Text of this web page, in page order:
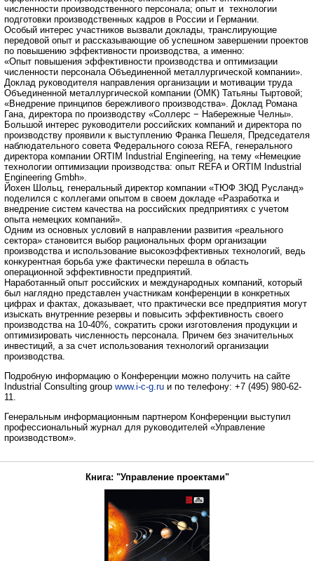
численности производственного персонала; опыт и технологии
подготовки производственных кадров в России и Германии.
Особый интерес участников вызвали доклады, транслирующие
передовой опыт и рассказывающие об успешном завершении проектов
по повышению эффективности производства, а именно:
«Опыт повышения эффективности производства и оптимизации
численности персонала Объединенной металлургической компании».
Доклад руководителя направления организации и мотивации труда
Объединенной металлургической компании (ОМК) Татьяны Тыртовой;
«Внедрение принципов бережливого производства». Доклад Романа
Гана, директора по производству «Соллерс − Набережные Челны».
Большой интерес руководители российских компаний и директора по
производству проявили к выступлению Франка Пешеля, Председателя
наблюдательного совета Федерального союза REFA, генерального
директора компании ORTIM Industrial Engineering, на тему «Немецкие
технологии оптимизации производства: опыт REFA и ORTIM Industrial
Engineering Gmbh».
Йохен Шольц, генеральный директор компании «ТЮФ ЗЮД Русланд»
поделился с коллегами опытом в своем докладе «Разработка и
внедрение систем качества на российских предприятиях с учетом
опыта немецких компаний».
Одним из основных условий в направлении развития «реального
сектора» становится выбор рациональных форм организации
производства и использование высокоэффективных технологий, ведь
конкурентная борьба уже фактически перешла в область
операционной эффективности предприятий.
Наработанный опыт российских и международных компаний, который
был наглядно представлен участникам конференции в конкретных
цифрах и фактах, доказывает, что практически все предприятия могут
изыскать внутренние резервы и повысить эффективность своего
производства на 10-40%, сократить сроки изготовления продукции и
оптимизировать численность персонала. Причем без значительных
инвестиций, а за счет использования технологий организации
производства.
Подробную информацию о Конференции можно получить на сайте
Industrial Consulting group www.i-c-g.ru и по телефону: +7 (495) 980-62-
11.
Генеральным информационным партнером Конференции выступил
профессиональный журнал для руководителей «Управление
производством».
Книга: "Управление проектами"